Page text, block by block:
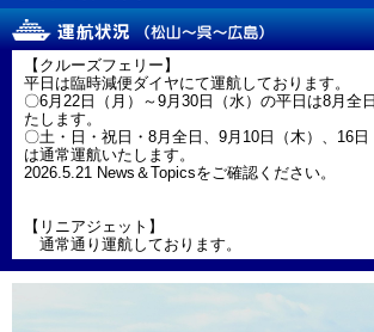
【クルーズフェリー】
平日は臨時減便ダイヤにて運航しております。
〇6月22日（月）～9月30日（水）の平日は8月全
たします。
〇土・日・祝日・8月全日、9月10日（木）、16日
は通常運航いたします。
2026.5.21 News＆Topicsをご確認ください。
【リニアジェット】
通常通り運航しております。